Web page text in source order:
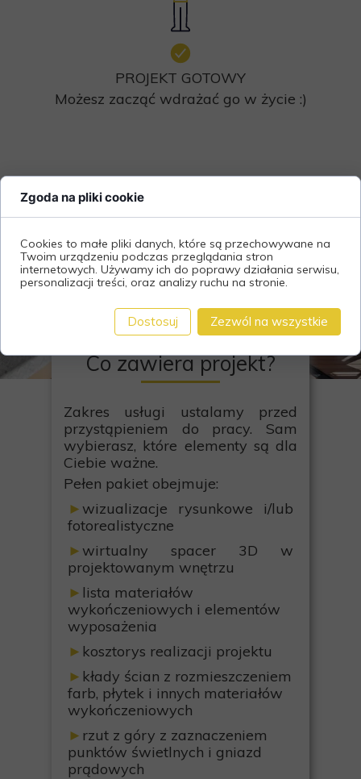
PROJEKT GOTOWY
Możesz zacząć wdrażać go w życie :)
PROJEKT
WNĘTRZA
Co zawiera projekt?
Zakres usługi ustalamy przed
przystąpieniem do pracy. Sam
wybierasz, które elementy są dla
Ciebie ważne.
Pełen pakiet obejmuje:
►wizualizacje rysunkowe i/lub
fotorealistyczne
►wirtualny spacer 3D w
projektowanym wnętrzu
► lista materiałów
wykończeniowych i elementów
wyposażenia
► kosztorys realizacji projektu
► kłady ścian z rozmieszczeniem
farb, płytek i innych materiałów
wykończeniowych
► rzut z góry z zaznaczeniem
punktów świetlnych i gniazd
prądowych
Zgoda na pliki cookie
Cookies to małe pliki danych, które są przechowywane na
Twoim urządzeniu podczas przeglądania stron
internetowych. Używamy ich do poprawy działania serwisu,
personalizacji treści, oraz analizy ruchu na stronie.
Dostosuj Zezwól na wszystkie